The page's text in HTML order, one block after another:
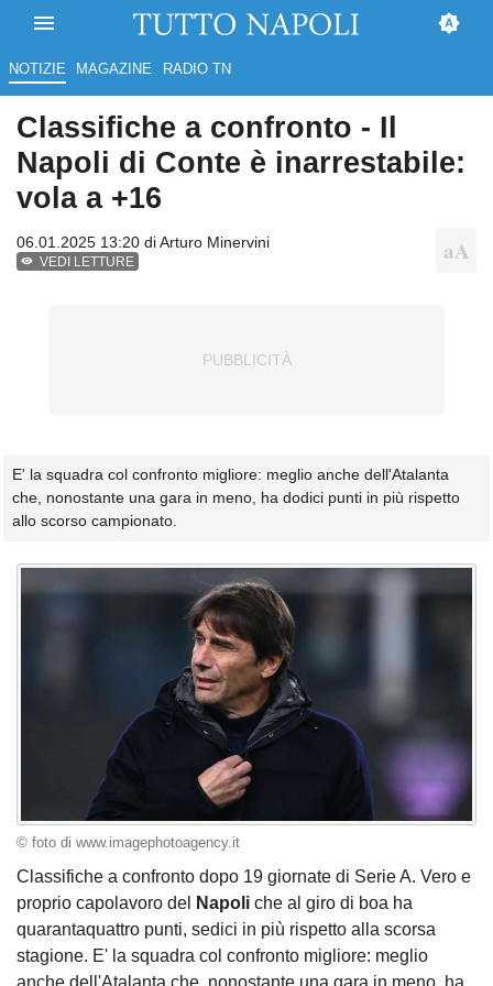
NOTIZIE MAGAZINE RADIO TN
Classifiche a confronto - Il
Napoli di Conte è inarrestabile:
vola a +16
06.01.2025 13:20 diArturo Minervini
VEDI LETTURE
E' la squadra col confronto migliore: meglio anche dell'Atalanta
che, nonostante una gara in meno, ha dodici punti in più rispetto
allo scorso campionato.
© foto di www.imagephotoagency.it
Classifiche a confronto dopo 19 giornate di Serie A. Vero e
proprio capolavoro del
Napoli che al giro di boa ha
quarantaquattro punti, sedici in più rispetto alla scorsa
stagione. E' la squadra col confronto migliore: meglio